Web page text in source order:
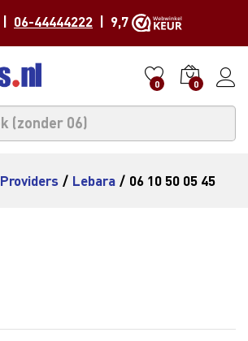
06-44444222 | 9,7
0 0
Providers / Lebara / 06 10 50 05 45